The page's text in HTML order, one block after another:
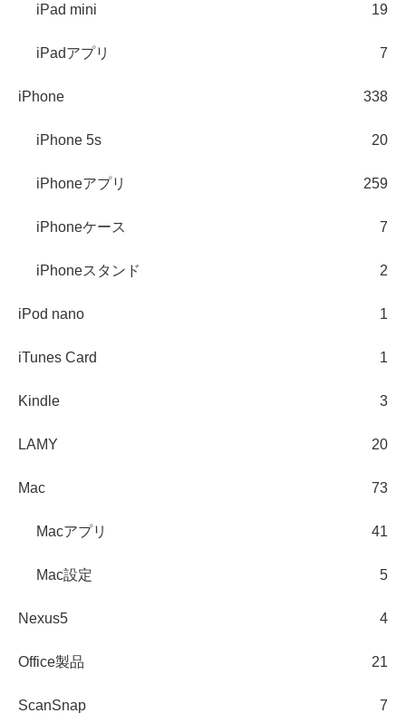
iPad mini 19
iPadアプリ 7
iPhone 338
iPhone 5s 20
iPhoneアプリ 259
iPhoneケース 7
iPhoneスタンド 2
iPod nano 1
iTunes Card 1
Kindle 3
LAMY 20
Mac 73
Macアプリ 41
Mac設定 5
Nexus5 4
Office製品 21
ScanSnap 7